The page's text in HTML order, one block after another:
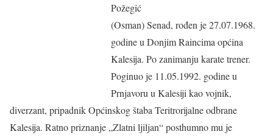
Požegić
(Osman) Senad, rođen je 27.07.1968.
godine u Donjim Raincima općina
Kalesija. Po zanimanju karate trener.
Poginuo je 11.05.1992. godine u
Prnjavoru u Kalesiji kao vojnik,
diverzant, pripadnik Općinskog štaba Teritrorijalne odbrane
Kalesija. Ratno priznanje „Zlatni ljiljan“ posthumno mu je